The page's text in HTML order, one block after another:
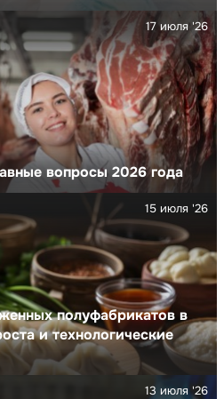
вопросы 2026 года
17 июля '26
полуфабрикатов в
и технологические
15 июля '26
13 июля '26